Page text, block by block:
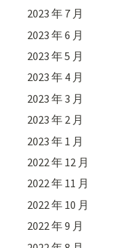
2023 年 7 月
2023 年 6 月
2023 年 5 月
2023 年 4 月
2023 年 3 月
2023 年 2 月
2023 年 1 月
2022 年 12 月
2022 年 11 月
2022 年 10 月
2022 年 9 月